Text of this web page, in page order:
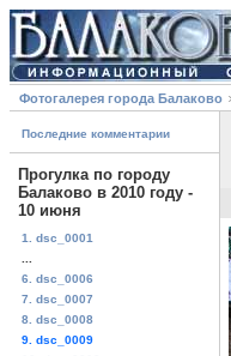
Фотогалерея города Балаково
Последние комментарии
Прогулка по городу
Балаково в 2010 году -
10 июня
1. dsc_0001
6. dsc_0006
7. dsc_0007
8. dsc_0008
9. dsc_0009